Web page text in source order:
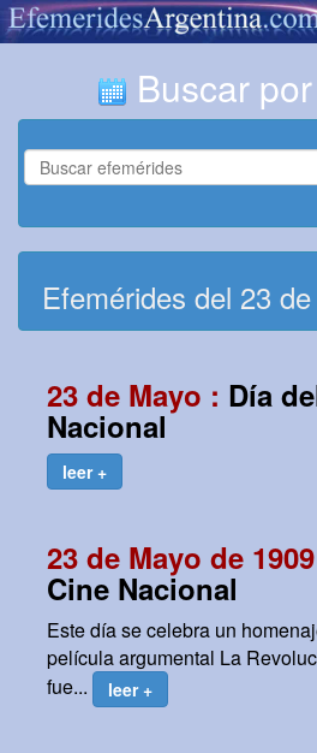
Buscar
Efemérides del 23
23 de Mayo : Día
Nacional
leer +
23 de Mayo de
Cine Nacional
Este día se celebra un
película argumental La
fue...
leer +